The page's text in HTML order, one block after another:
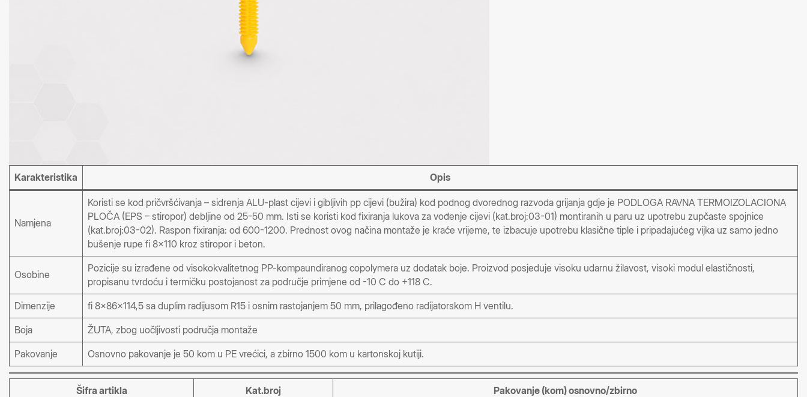
Karakteristika Opis
Namjena
Koristi se kod pričvršćivanja – sidrenja ALU-plast cijevi i gibljivih pp cijevi (bužira) kod podnog dvorednog razvoda grijanja gdje je PODLOGA RAVNA TERMOIZOLACIONA
PLOČA (EPS – stiropor) debljine od 25-50 mm. Isti se koristi kod fixiranja lukova za vođenje cijevi (kat.broj:03-01) montiranih u paru uz upotrebu zupčaste spojnice
(kat.broj:03-02). Raspon fixiranja: od 600-1200. Prednost ovog načina montaže je kraće vrijeme, te izbacuje upotrebu klasične tiple i pripadajućeg vijka uz samo jedno
bušenje rupe fi 8×110 kroz stiropor i beton.
Osobine
Pozicije su izrađene od visokokvalitetnog PP-kompaundiranog copolymera uz dodatak boje. Proizvod posjeduje visoku udarnu žilavost, visoki modul elastičnosti,
propisanu tvrdoću i termičku postojanost za područje primjene od -10 C do +118 C.
Dimenzije
fi 8x86x114,5 sa duplim radijusom R15 i osnim rastojanjem 50 mm, prilagođeno radijatorskom H ventilu.
Boja
ŽUTA, zbog uočljivosti područja montaže
Pakovanje
Osnovno pakovanje je 50 kom u PE vrećici, a zbirno 1500 kom u kartonskoj kutiji.
Šifra artikla Kat.broj Pakovanje (kom) osnovno/zbirno